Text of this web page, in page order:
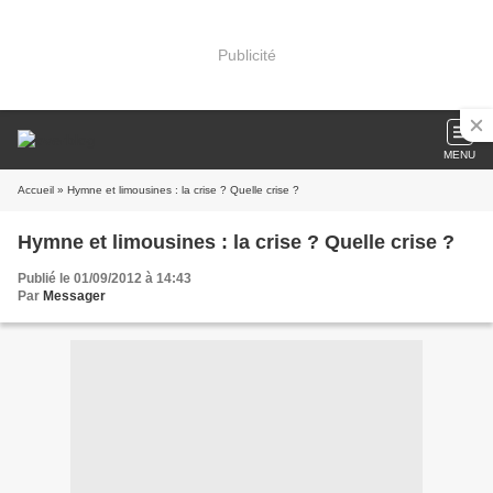
Publicité
MENU
Accueil » Hymne et limousines : la crise ? Quelle crise ?
Hymne et limousines : la crise ? Quelle crise ?
Publié le 01/09/2012 à 14:43
Par Messager